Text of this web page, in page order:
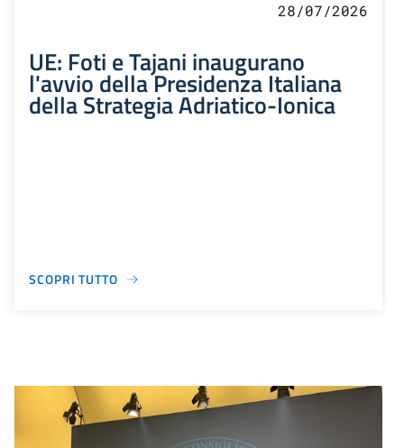
28/07/2026
UE: Foti e Tajani inaugurano
l'avvio della Presidenza Italiana
della Strategia Adriatico-Ionica
SCOPRI TUTTO